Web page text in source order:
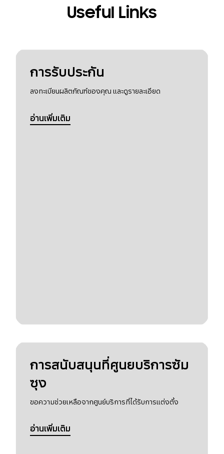
Useful Links
การรับประกัน
ลงทะเบียนผลิตภัณฑ์ของคุณ และดูรายละเอียด
อ่านเพิ่มเติม
การสนับสนุนที่ศูนยบริการซัม
ซุง
ขอความช่วยเหลือจากศูนย์บริการที่ได้รับการแต่งตั้ง
อ่านเพิ่มเติม